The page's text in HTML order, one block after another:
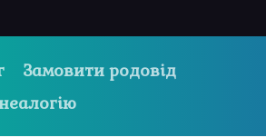
Замовити родовід